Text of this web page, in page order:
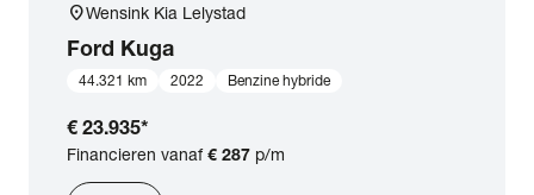
location_onWensink Kia Lelystad
Ford Kuga
44.321 km 2022 Benzine hybride
€ 23.935*
Financieren vanaf€ 287 p/m